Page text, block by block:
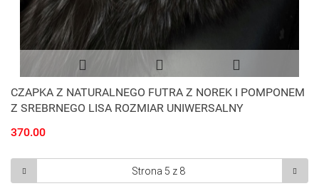
CZAPKA Z NATURALNEGO FUTRA Z NOREK I POMPONEM
Z SREBRNEGO LISA ROZMIAR UNIWERSALNY
370.00